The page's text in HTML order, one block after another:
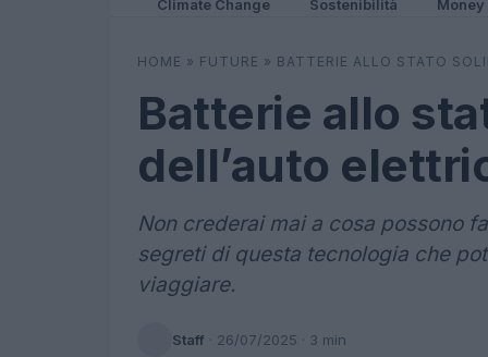
Climate Change Sostenibilità Money
HOME » FUTURE » BATTERIE ALLO STATO
Batterie allo
dell’auto
Non crederai mai a cosa possono
segreti di questa tecnologia che
viaggiare.
Staff · 26/07/2025 · 3 min